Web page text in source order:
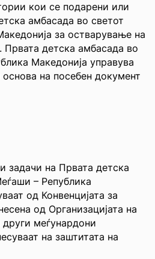
кои се подарени или
амбасада во светот
за остварување на
Првата детска амбасада во
Македонија управува
основа на посебен документ
задачи на Првата детска
– Република
од Конвенцијата за
од Организацијата на
меѓунардони
на заштитата на